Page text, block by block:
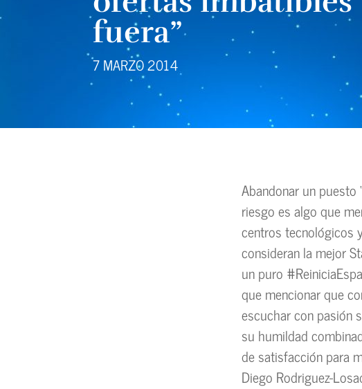
fuera”
7 MARZO 2014
Abandonar un
riesgo es algo que
centros tecnológicos
consideran la mejor
un puro
que mencionar que
escuchar con pasión
su humildad
de satisfacción para
Diego Rodriguez-